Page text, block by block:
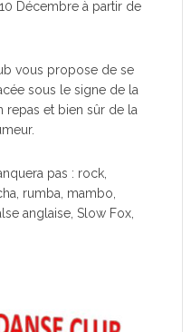
Décembre à partir de
vous propose de se
sous le signe de la
repas et bien sûr de la
pas : rock,
rumba, mambo,
anglaise, Slow Fox,